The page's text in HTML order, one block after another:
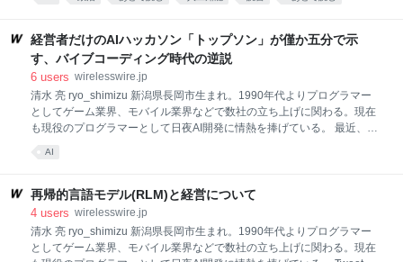
月が経っていた。平成年間（1989年〜2019年）を象
徴する最大の出来事ともい
グ・ハンドブック』（毎日コミュニケーションズ）が
筆活動を続ける。 Tweet 前回の文章を書いた契機が、
アメリカ合衆国移民・関税執行局（ICE）職員による
ルネー・グッドの射殺だったのは間違いありません
看護師のアレックス・プレッティがやはりICE職員に
より射殺される事件が起こりました。 米国市民が立て
続けに正当性が極めて薄い状況下で銃殺され、しかも
ICE職員が何ら罪に問われないのを目の当たりにする
経営者だけのAIハッカソン「トップソン」が僅か五分で示
す、バイブコーディング時代の逆説
6 users wirelesswire.jp
清水 亮 ryo_shimizu 新潟県長岡市生まれ。1990年代よりプログラマー
としてゲーム業界、モバイル業界などで数社の立ち上げに関わる。現在
も現役のプログラマーとして日夜AI開発に情熱を捧げている。 最近、筆
ーカーの社員などを集めてトップソンを行った。錚々たる顔ぶれであ
る。普通に考えれば、この人たちがプログラミングなどするはずがな
い。だが、2026年の今、状況は一変した。 バイブコーディングの本質
に気づいている人は、まだ僅かだ 最近のAIによるバイブコーディングの
進歩は目覚ましいが、その本質的な価値に気がついている人はまだごく
AI
再帰的言語モデル(RLM)と経営について
4 users wirelesswire.jp
清水 亮 ryo_shimizu 新潟県長岡市生まれ。1990年代よりプログラマー
としてゲーム業界、モバイル業界などで数社の立ち上げに関わる。現在